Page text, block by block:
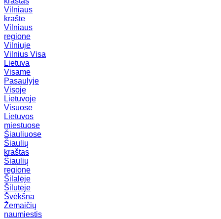
Vilniaus
krašte
Vilniaus
regione
Vilniuje
Vilnius Visa
Lietuva
Visame
Pasaulyje
Visoje
Lietuvoje
Visuose
Lietuvos
miestuose
Šiauliuose
Šiaulių
kraštas
Šiaulių
regione
Šilalėje
Šilutėje
Švėkšna
Žemaičių
naumiestis